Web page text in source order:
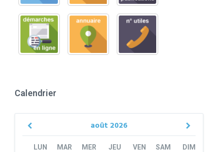
Calendrier
août 2026
Previous
LUN MAR MER JEU VEN SAM DIM